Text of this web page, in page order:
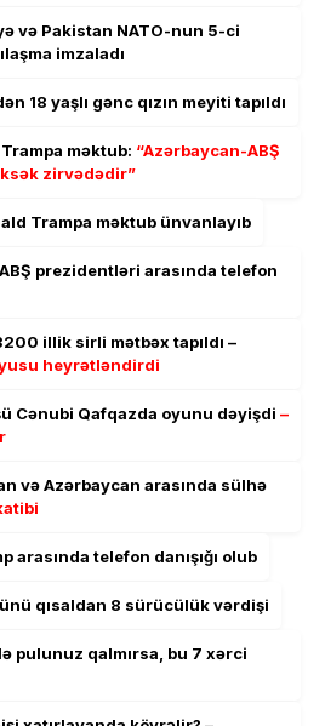
və Pakistan NATO-nun 5-ci
imzaladı
18 yaşlı gənc qızın meyiti tapıldı
məktub: “Azərbaycan-ABŞ
zirvədədir”
Trampa məktub ünvanlayıb
prezidentləri arasında telefon
illik sirli mətbəx tapıldı –
heyrətləndirdi
Cənubi Qafqazda oyunu dəyişdi –
və Azərbaycan arasında sülhə
arasında telefon danışığı olub
qısaldan 8 sürücülük vərdişi
pulunuz qalmırsa, bu 7 xərci